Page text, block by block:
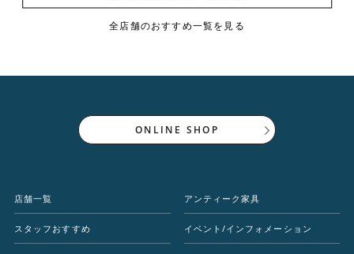
全店舗のおすすめ一覧を見る
ONLINE SHOP
店舗一覧 アンティーク家具
スタッフおすすめ イベント/インフォメーション